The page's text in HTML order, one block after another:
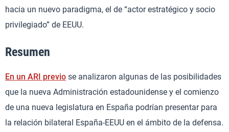
hacia un nuevo paradigma, el de “actor estratégico y socio
privilegiado” de EEUU.
Resumen
En un ARI previo se analizaron algunas de las posibilidades
que la nueva Administración estadounidense y el comienzo
de una nueva legislatura en España podrían presentar para
la relación bilateral España-EEUU en el ámbito de la defensa.